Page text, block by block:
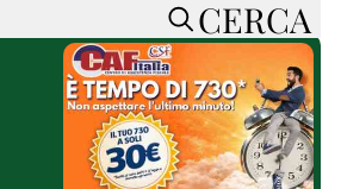
CERCA
ACCEDI o REGISTRATI
CONTATTI
CERCA